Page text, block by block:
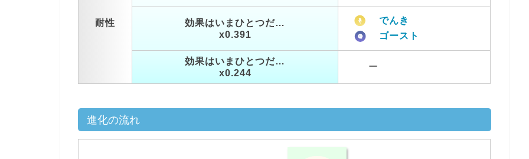
耐性
効果はいまひとつだ…
x0.391
でんき
ゴースト
効果はいまひとつだ…
x0.244
ー
進化の流れ